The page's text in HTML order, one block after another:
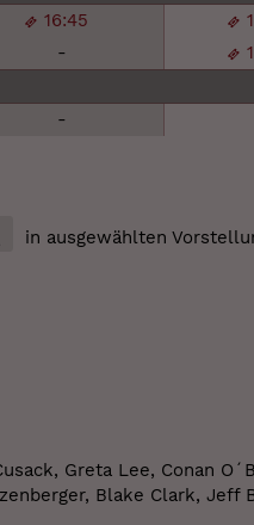
16:45
-
-
in ausgewählten
Greta Lee, Conan
Blake Clark,